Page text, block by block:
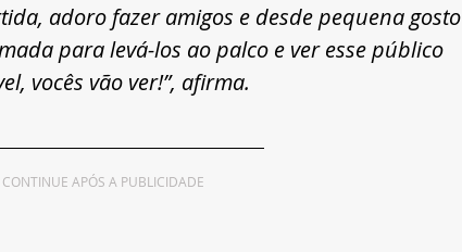
adoro fazer amigos e desde pequena gosto
para levá-los ao palco e ver esse público
vocês vão ver!”, afirma.
CONTINUE APÓS A PUBLICIDADE